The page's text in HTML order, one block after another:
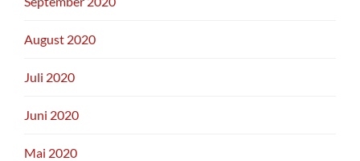
August 2020
Juli 2020
Juni 2020
Mai 2020